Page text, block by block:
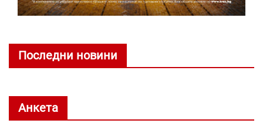
Последни новини
Анкета